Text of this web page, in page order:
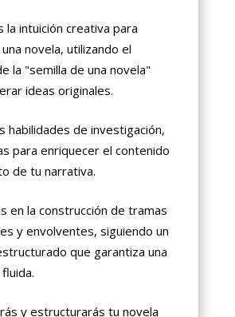
la intuición creativa para
novela, utilizando el
la "semilla de una novela"
ideas originales.
habilidades de investigación,
para enriquecer el contenido
de tu narrativa.
en la construcción de tramas
y envolventes, siguiendo un
que garantiza una
y estructurarás tu novela